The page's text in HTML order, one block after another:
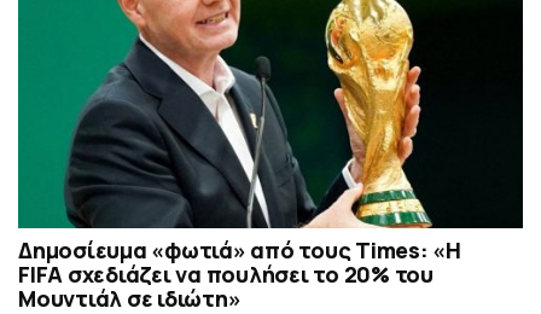
Δημοσίευμα «φωτιά» από τους Times: «Η
FIFA σχεδιάζει να πουλήσει το 20% του
Μουντιάλ σε ιδιώτη»